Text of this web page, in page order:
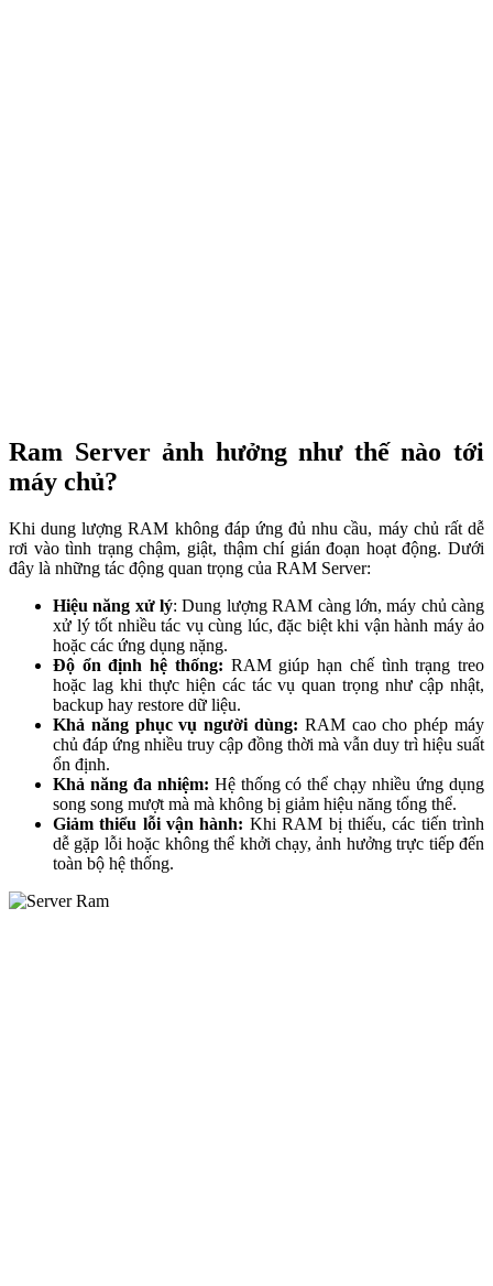
Ram Server ảnh hưởng như thế nào tới
máy chủ?
Khi dung lượng RAM không đáp ứng đủ nhu cầu, máy chủ rất dễ
rơi vào tình trạng chậm, giật, thậm chí gián đoạn hoạt động. Dưới
đây là những tác động quan trọng của RAM Server:
Hiệu năng xử lý: Dung lượng RAM càng lớn, máy chủ càng
xử lý tốt nhiều tác vụ cùng lúc, đặc biệt khi vận hành máy ảo
hoặc các ứng dụng nặng.
Độ ổn định hệ thống: RAM giúp hạn chế tình trạng treo
hoặc lag khi thực hiện các tác vụ quan trọng như cập nhật,
backup hay restore dữ liệu.
Khả năng phục vụ người dùng: RAM cao cho phép máy
chủ đáp ứng nhiều truy cập đồng thời mà vẫn duy trì hiệu suất
ổn định.
Khả năng đa nhiệm: Hệ thống có thể chạy nhiều ứng dụng
song song mượt mà mà không bị giảm hiệu năng tổng thể.
Giảm thiểu lỗi vận hành: Khi RAM bị thiếu, các tiến trình
dễ gặp lỗi hoặc không thể khởi chạy, ảnh hưởng trực tiếp đến
toàn bộ hệ thống.